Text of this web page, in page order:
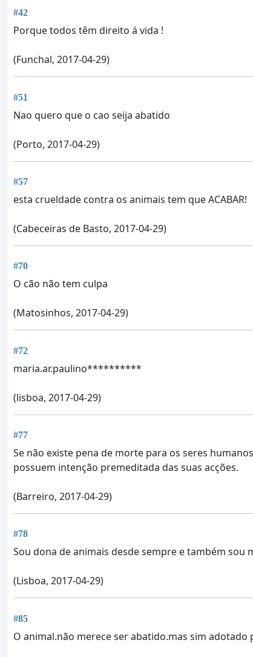
#42
Porque todos têm direito á vida !
(Funchal, 2017-04-29)
#51
Nao quero que o cao seija abatido
(Porto, 2017-04-29)
#57
esta crueldade contra os animais tem que ACABAR!
(Cabeceiras de Basto, 2017-04-29)
#70
O cão não tem culpa
(Matosinhos, 2017-04-29)
#72
maria.ar.paulino**********
(lisboa, 2017-04-29)
#77
Se não existe pena de morte para os seres
possuem intenção premeditada das suas acções.
(Barreiro, 2017-04-29)
#78
Sou dona de animais desde sempre e também sou
(Lisboa, 2017-04-29)
#85
O animal.não merece ser abatido.mas sim adotado